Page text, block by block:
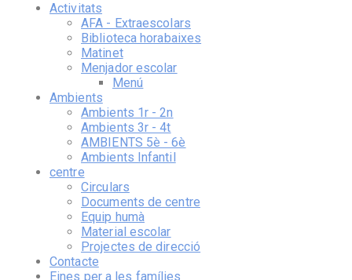
Activitats
AFA - Extraescolars
Biblioteca horabaixes
Matinet
Menjador escolar
Menú
Ambients
Ambients 1r - 2n
Ambients 3r - 4t
AMBIENTS 5è - 6è
Ambients Infantil
centre
Circulars
Documents de centre
Equip humà
Material escolar
Projectes de direcció
Contacte
Eines per a les famílies